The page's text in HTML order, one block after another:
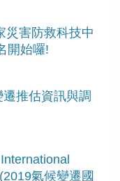
災害防救科技中
開始囉!
推估資訊與調
氣候變遷國